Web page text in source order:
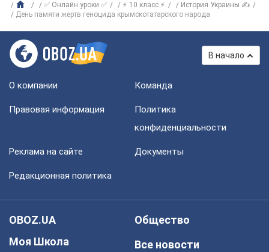
✅ Онлайн уроки ✅ ⚡ 10 класс ⚡
История Украины ✍
День памяти жертв геноцида крымскотатарского народа
В начало
О компании Команда
Правовая информация
Политика
конфиденциальности
Реклама на сайте Документы
Редакционная политика
OBOZ.UA
Моя Школа
Общество
Все новости